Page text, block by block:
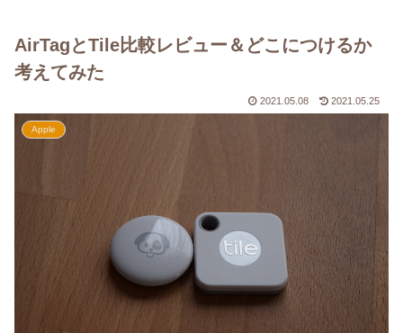
AirTagとTile比較レビュー＆どこにつけるか
考えてみた
2021.05.08 2021.05.25
Apple